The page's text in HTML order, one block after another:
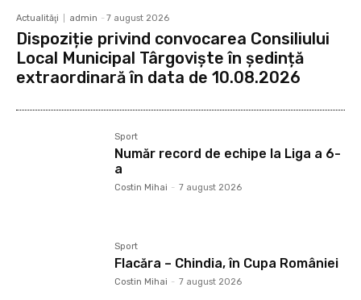
Actualităţi admin - 7 august 2026
Dispoziție privind convocarea Consiliului
Local Municipal Târgoviște în ședință
extraordinară în data de 10.08.2026
Sport
Număr record de echipe la Liga a 6-
a
Costin Mihai - 7 august 2026
Sport
Flacăra – Chindia, în Cupa României
Costin Mihai - 7 august 2026